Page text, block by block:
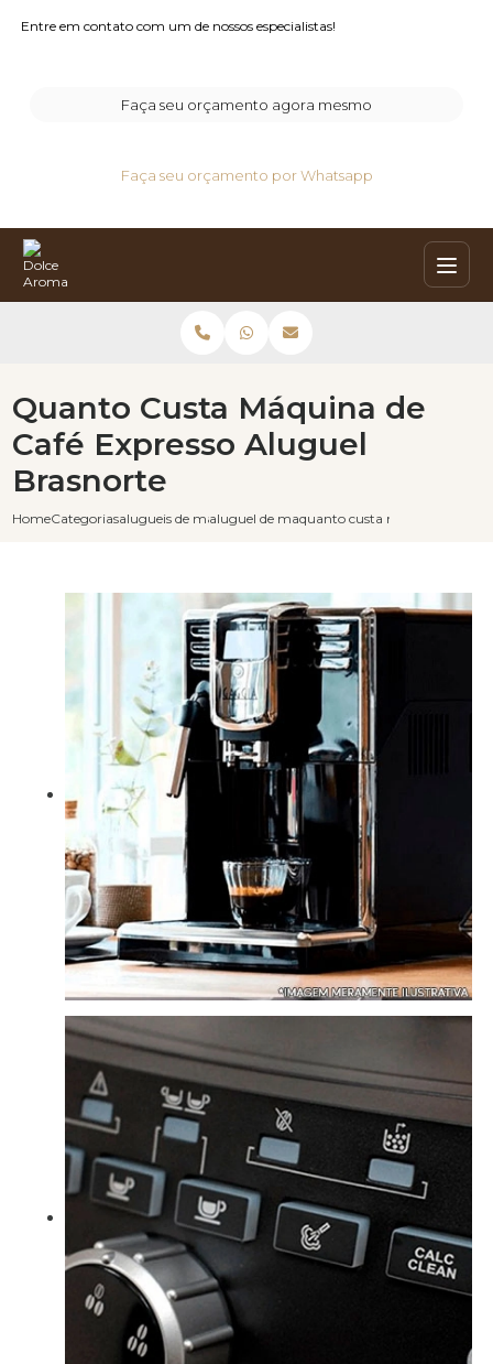
Entre em contato com um de nossos especialistas!
Faça seu orçamento agora mesmo
Faça seu orçamento por Whatsapp
HomeCategoriasalugueis de maquinas de cafe
aluguel de maquina cafequanto custa maquina de
Quanto Custa Máquina de
Café Expresso Aluguel
Brasnorte